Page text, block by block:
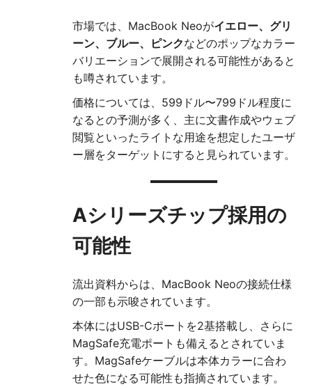
市場では、MacBook Neoがイエロー、グリ
ーン、ブルー、ピンクなどのポップなカラー
バリエーションで展開される可能性があると
も噂されています。
価格については、599ドル〜799ドル程度に
なるとの予測が多く、主に文書作成やウェブ
閲覧といったライトな用途を想定したユーザ
ー層をターゲットにすると見られています。
Aシリーズチップ採用の
可能性
流出資料からは、MacBook Neoの接続仕様
の一部も示唆されています。
本体にはUSB-Cポートを2基搭載し、さらに
MagSafe充電ポートも備えるとされていま
す。MagSafeケーブルは本体カラーに合わ
せた色になる可能性も指摘されています。